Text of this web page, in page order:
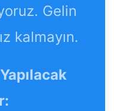
Gelin
kalmayın.